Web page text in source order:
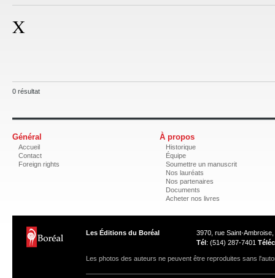
X
0 résultat
Général
Accueil
Contact
Foreign rights
À propos
Historique
Équipe
Soumettre un manuscrit
Nos lauréats
Nos partenaires
Documents
Acheter nos livres
Les Éditions du Boréal
3970, rue Saint-
Tél: (514) 287-7401 Téléc
Les photos des auteurs ne peuvent être reproduites sans